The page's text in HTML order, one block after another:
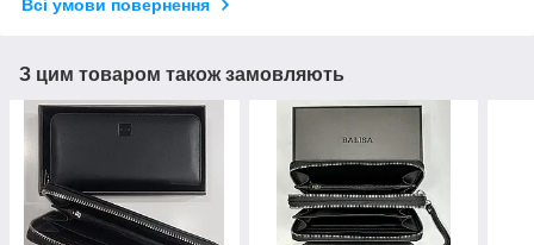
Всі умови повернення
З цим товаром також замовляють